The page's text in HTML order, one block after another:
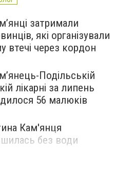
затримали
які організували
втечі через кордон
Подільській
лікарні за липень
56 малюків
Кам'янця
без води